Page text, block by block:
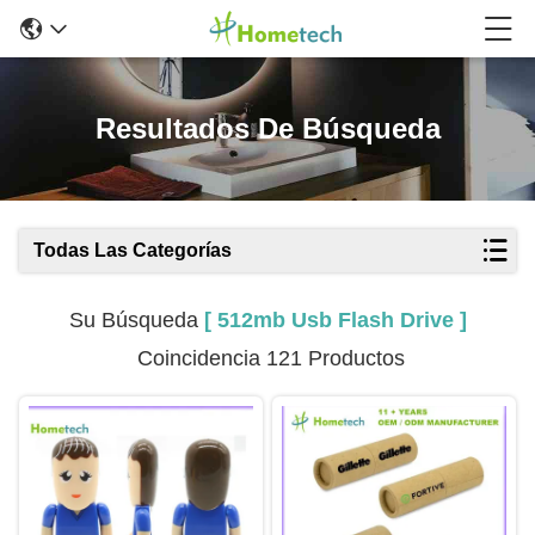
Resultados De Búsqueda
Todas Las Categorías
Su Búsqueda [ 512mb Usb Flash Drive ]
Coincidencia 121 Productos